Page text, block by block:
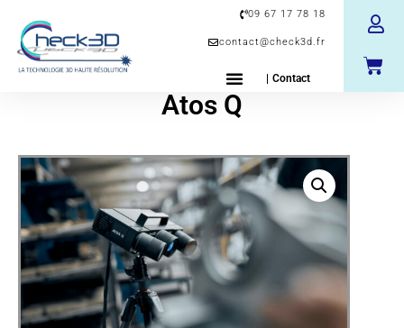
09 67 17 78 18
contact@check3d.fr
| Contact
Atos Q